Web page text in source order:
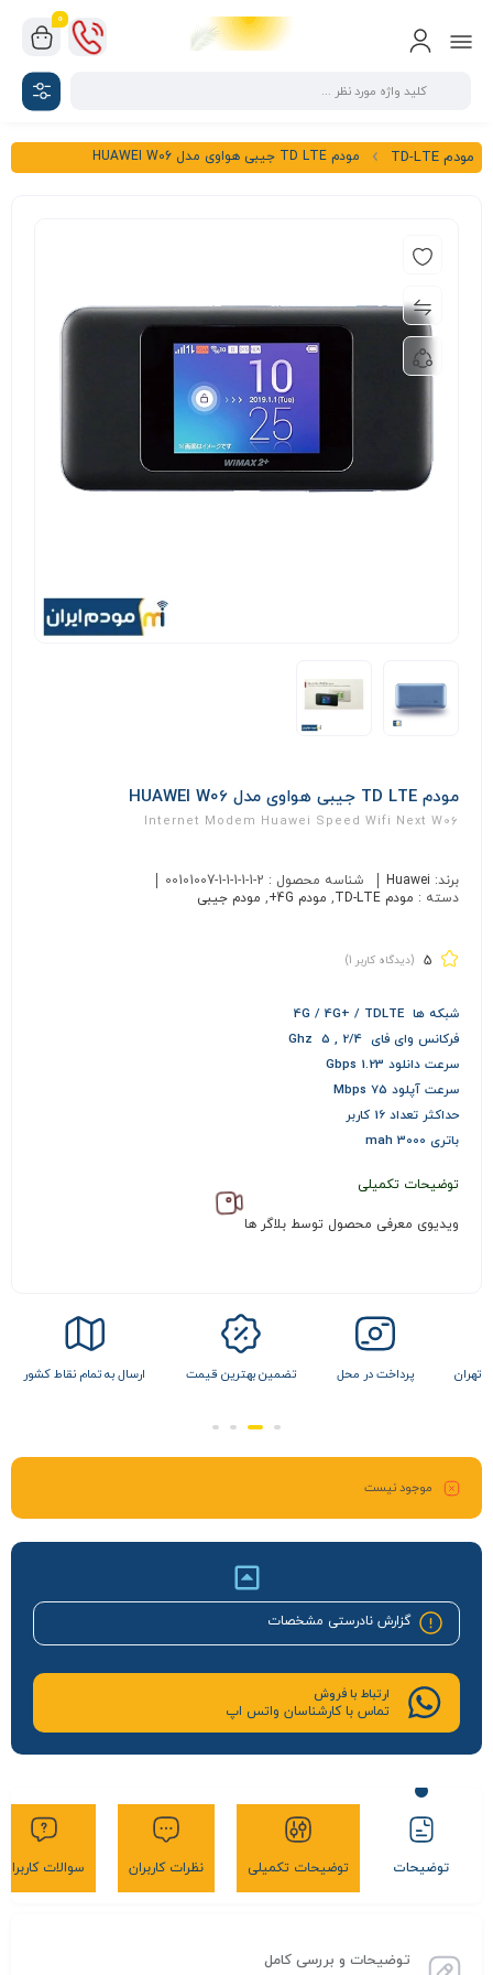
0
مودم TD-LTE مودم TD LTE جیبی هواوی مدل HUAWEI W06
مودم TD LTE جیبی هواوی مدل HUAWEI W06
Internet Modem Huawei Speed Wifi Next W06
برند: Huawei شناسه محصول : 00101007-1-1-1-1-1-2
دسته : مودم TD-LTE , مودم 4G+ , مودم جیبی
5 (دیدگاه کاربر 1
)
شبکه ها 4G / 4G+ / TDLTE
فرکانس وای فای 2/4 , 5 Ghz
سرعت دانلود 1.23 Gbps
سرعت آپلود 75 Mbps
حداکثر تعداد 16 کاربر
باتری 3000 mah
توضیحات تکمیلی
ویدیوی معرفی محصول توسط بلاگر ها
تهران پرداخت در محل تضمین بهترین قیمت ارسال به تمام نقاط کشور
موجود نیست
گزارش نادرستی مشخصات
ارتباط با فروش
تماس با کارشناسان واتس اپ
توضیحات توضیحات تکمیلی نظرات کاربران سوالات کاربران
توضیحات و بررسی کامل